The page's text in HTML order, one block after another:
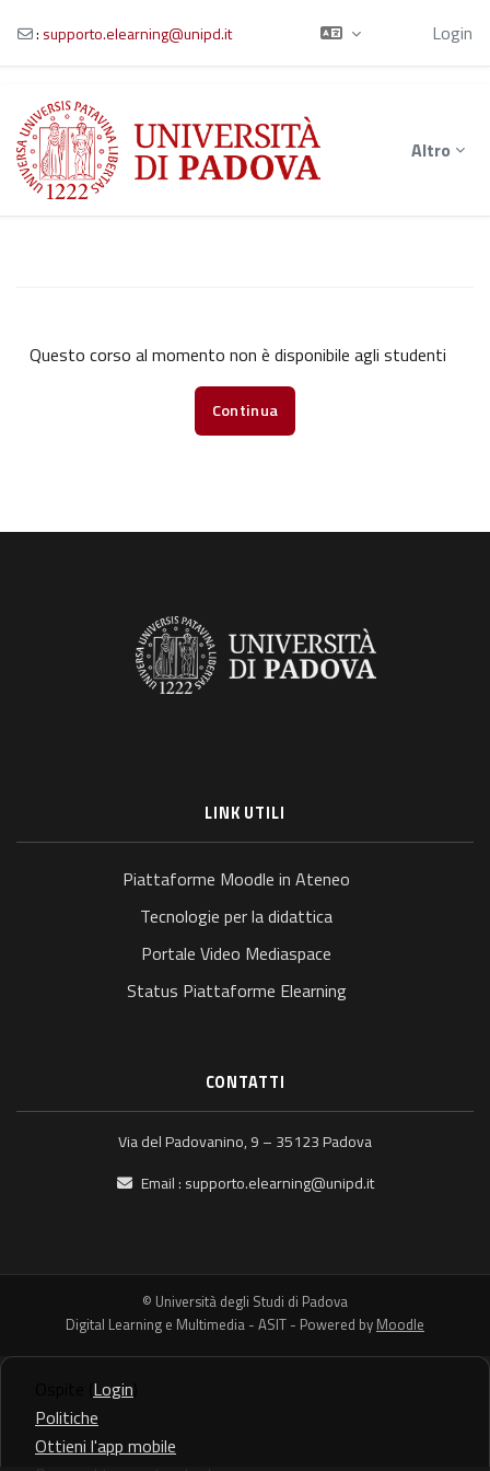
Vai al contenuto principale
: supporto.elearning@unipd.it Login
Altro
Questo corso al momento non è disponibile agli studenti
Continua
LINK UTILI
Piattaforme Moodle in Ateneo
Tecnologie per la didattica
Portale Video Mediaspace
Status Piattaforme Elearning
CONTATTI
Via del Padovanino, 9 – 35123 Padova
Email : supporto.elearning@unipd.it
© Università degli Studi di Padova
Digital Learning e Multimedia - ASIT - Powered by Moodle
Login
Politiche
Ottieni l'app mobile